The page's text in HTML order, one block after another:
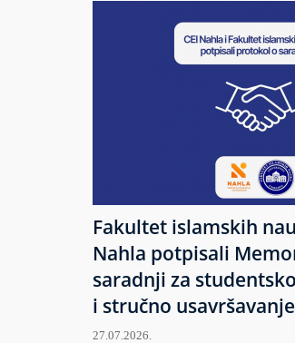
Fakultet islamskih
Nahla potpisali
saradnji za
i stručno usavršavanje
27.07.2026.